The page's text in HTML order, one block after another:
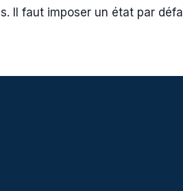
Il faut imposer un état par